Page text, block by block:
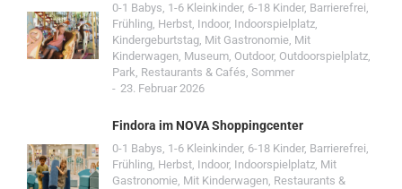
0-1 Babys, 1-6 Kleinkinder, 6-18 Kinder, Barrierefrei,
Frühling, Herbst, Indoor, Indoorspielplatz,
Kindergeburtstag, Mit Gastronomie, Mit
Kinderwagen, Museum, Outdoor, Outdoorspielplatz,
Park, Restaurants & Cafés, Sommer
23. Februar 2026
Findora im NOVA Shoppingcenter
0-1 Babys, 1-6 Kleinkinder, 6-18 Kinder, Barrierefrei,
Frühling, Herbst, Indoor, Indoorspielplatz, Mit
Gastronomie, Mit Kinderwagen, Restaurants &